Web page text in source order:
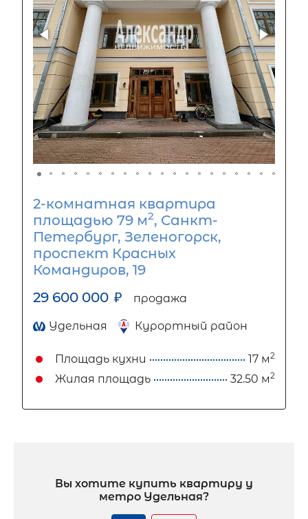
2-комнатная квартира
площадью 79 м2, Санкт-
Петербург, Зеленогорск,
проспект Красных
Командиров, 19
29 600 000 ₽ продажа
Удельная Курортный район
Площадь кухни 17 м2
Жилая площадь 32.50 м2
Вы хотите купить квартиру у
метро Удельная?